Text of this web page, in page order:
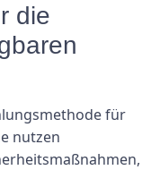
die
für
nutzen